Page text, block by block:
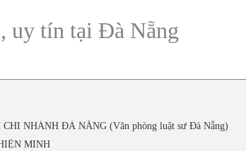
uy tín tại Đà Nẵng
NHÁNH ĐÀ NẴNG (Văn phòng luật sư Đà Nẵng)
MINH